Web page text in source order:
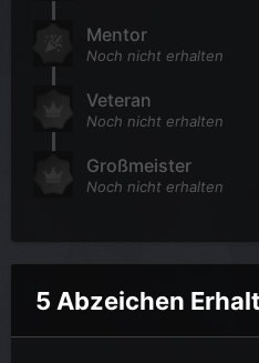
Mentor
Noch nicht erhalten
Veteran
Noch nicht erhalten
Großmeister
Noch nicht erhalten
5 Abzeichen